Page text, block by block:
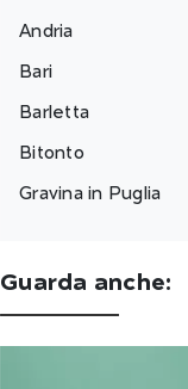
Andria
Bari
Barletta
Bitonto
Gravina in Puglia
Guarda anche: